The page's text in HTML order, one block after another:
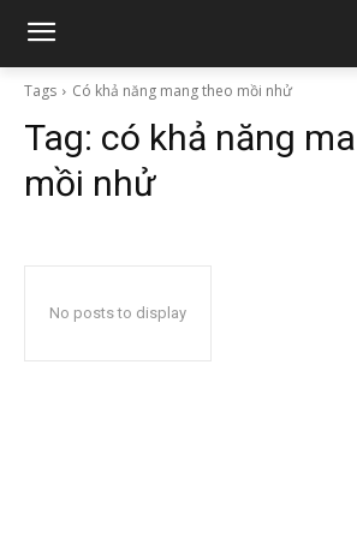
Tags Có khả năng mang theo mồi nhử
Tag: có khả năng
mồi nhử
No posts to display